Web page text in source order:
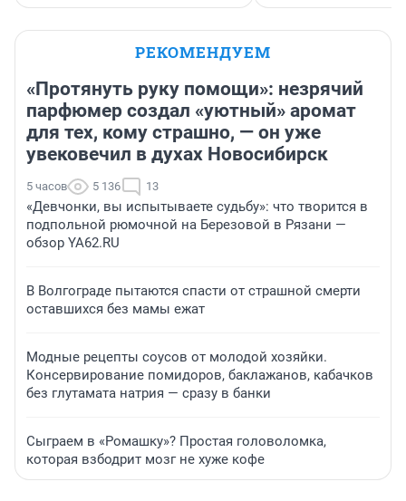
РЕКОМЕНДУЕМ
«Протянуть руку помощи»: незрячий
парфюмер создал «уютный» аромат
для тех, кому страшно, — он уже
увековечил в духах Новосибирск
5 часов 5 136 13
«Девчонки, вы испытываете судьбу»: что творится в
подпольной рюмочной на Березовой в Рязани —
обзор YA62.RU
В Волгограде пытаются спасти от страшной смерти
оставшихся без мамы ежат
Модные рецепты соусов от молодой хозяйки.
Консервирование помидоров, баклажанов, кабачков
без глутамата натрия — сразу в банки
Сыграем в «Ромашку»? Простая головоломка,
которая взбодрит мозг не хуже кофе